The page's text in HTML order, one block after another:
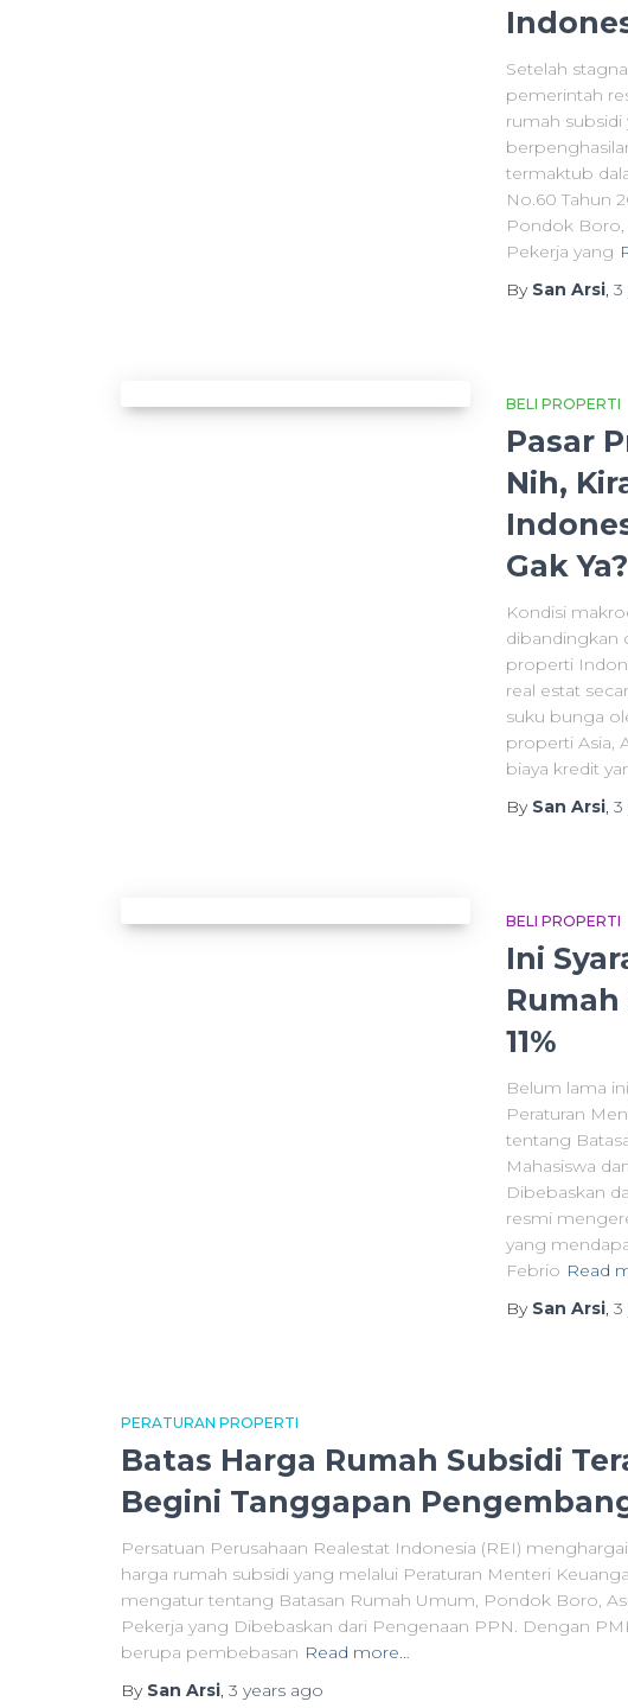
Setelah
pemerintah
rumah
termaktub
No.60 Tahun
Pondok Boro,
Pekerja yang
By San Arsi, 3
BELI PROPERTI
Pasar
Nih,
Gak Ya?
Kondisi
dibandingkan
properti
real estat
suku bunga
properti Asia,
biaya kredit
By San Arsi, 3
BELI PROPERTI
Ini
Rumah
11%
Belum lama
Peraturan
tentang
Mahasiswa
Dibebaskan
resmi
yang
Febrio Read
By San Arsi, 3
PERATURAN PROPERTI
Batas Harga Rumah Subsidi
Begini Tanggapan
Persatuan Perusahaan Realestat Indonesia (REI)
harga rumah subsidi yang melalui Peraturan Menteri
mengatur tentang Batasan Rumah Umum, Pondok Boro,
Pekerja yang Dibebaskan dari Pengenaan PPN. Dengan
berupa pembebasan Read more…
By San Arsi, 3 years ago